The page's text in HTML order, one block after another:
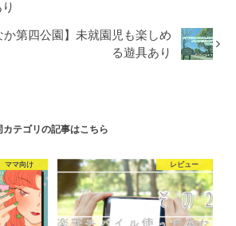
第四公園】未就園児も楽しめ
る遊具あり
カテゴリの記事はこちら
ママ向け レビュー